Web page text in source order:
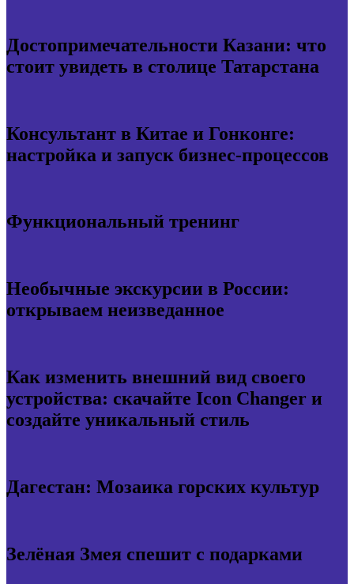
Достопримечательности Казани: что
стоит увидеть в столице Татарстана
Консультант в Китае и Гонконге:
настройка и запуск бизнес-процессов
Функциональный тренинг
Необычные экскурсии в России:
открываем неизведанное
Как изменить внешний вид своего
устройства: скачайте Icon Changer и
создайте уникальный стиль
Дагестан: Мозаика горских культур
Зелёная Змея спешит с подарками